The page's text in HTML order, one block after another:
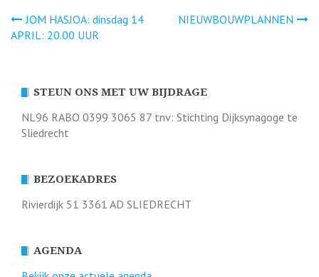
Bericht
JOM HASJOA: dinsdag 14
APRIL: 20.00 UUR
NIEUWBOUWPLANNEN
STEUN ONS MET UW BIJDRAGE
NL96 RABO 0399 3065 87 tnv: Stichting Dijksynagoge te
Sliedrecht
BEZOEKADRES
Rivierdijk 51 3361 AD SLIEDRECHT
AGENDA